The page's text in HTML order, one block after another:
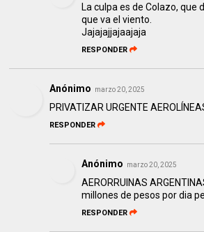
La culpa es de Colazo, que
que va el viento.
Jajajajjajaajaja
RESPONDER
Anónimo marzo 20, 2025
PRIVATIZAR URGENTE
RESPONDER
Anónimo marzo 20, 2025
AERORRUINAS
millones de pesos por dia
RESPONDER